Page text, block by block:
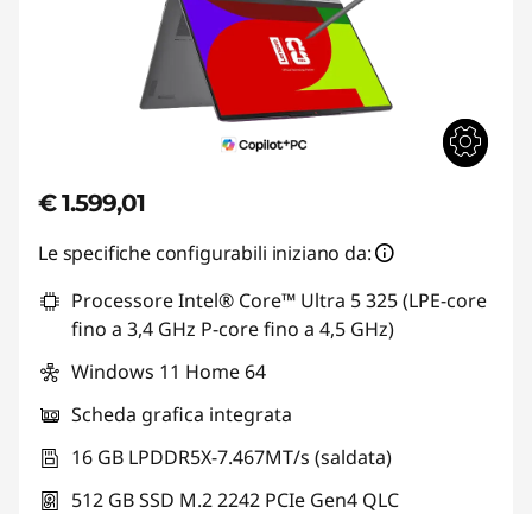
€ 1.599,01
Le specifiche configurabili iniziano da:
Processore Intel® Core™ Ultra 5 325 (LPE-core
fino a 3,4 GHz P-core fino a 4,5 GHz)
Windows 11 Home 64
Scheda grafica integrata
16 GB LPDDR5X-7.467MT/s (saldata)
512 GB SSD M.2 2242 PCIe Gen4 QLC